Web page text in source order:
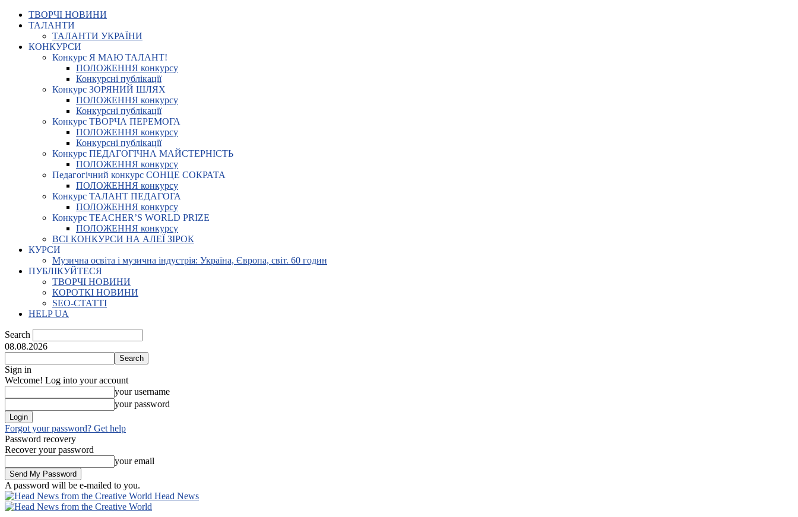
ТВОРЧІ НОВИНИ
ТАЛАНТИ
ТАЛАНТИ УКРАЇНИ
КОНКУРСИ
Конкурс Я МАЮ ТАЛАНТ!
ПОЛОЖЕННЯ конкурсу
Конкурсні публікації
Конкурс ЗОРЯНИЙ ШЛЯХ
ПОЛОЖЕННЯ конкурсу
Конкурсні публікації
Конкурс ТВОРЧА ПЕРЕМОГА
ПОЛОЖЕННЯ конкурсу
Конкурсні публікації
Конкурс ПЕДАГОГІЧНА МАЙСТЕРНІСТЬ
ПОЛОЖЕННЯ конкурсу
Педагогічний конкурс СОНЦЕ СОКРАТА
ПОЛОЖЕННЯ конкурсу
Конкурс ТАЛАНТ ПЕДАГОГА
ПОЛОЖЕННЯ конкурсу
Конкурс TEACHER’S WORLD PRIZE
ПОЛОЖЕННЯ конкурсу
ВСІ КОНКУРСИ НА АЛЕЇ ЗІРОК
КУРСИ
Музична освіта і музична індустрія: Україна, Європа, світ. 60 годин
ПУБЛІКУЙТЕСЯ
ТВОРЧІ НОВИНИ
КОРОТКІ НОВИНИ
SEO-СТАТТІ
HELP UA
Search
08.08.2026
Sign in
Welcome! Log into your account
your username
your password
Forgot your password? Get help
Password recovery
Recover your password
your email
A password will be e-mailed to you.
Head News